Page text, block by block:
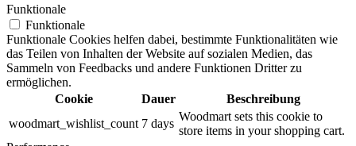
Funktionale
Funktionale
Funktionale Cookies helfen dabei, bestimmte Funktionalitäten wie
das Teilen von Inhalten der Website auf sozialen Medien, das
Sammeln von Feedbacks und andere Funktionen Dritter zu
ermöglichen.
Cookie
Dauer
Beschreibung
woodmart_wishlist_count 7 days
Woodmart sets this cookie to
store items in your shopping cart.